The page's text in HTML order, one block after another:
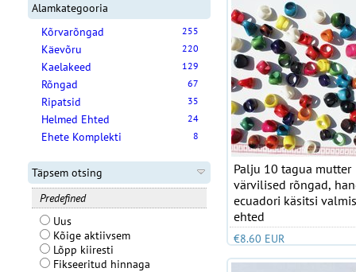
Alamkategooria
Kõrvarõngad
255
Käevõru 220
Kaelakeed 129
Rõngad 67
Ripatsid 35
Helmed Ehted 24
Ehete Komplekti 8
Täpsem otsing
Predefined
Uus
Kõige aktiivsem
Lõpp kiiresti
Fikseeritud hinnaga
Palju 10 tagua mutter
värvilised rõngad,
ecuadori käsitsi
ehted
€8.60 EUR